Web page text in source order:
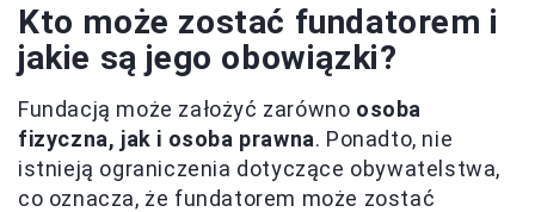
Kto może zostać fundatorem i
jakie są jego obowiązki?
Fundacją może założyć zarówno osoba
fizyczna, jak i osoba prawna. Ponadto, nie
istnieją ograniczenia dotyczące obywatelstwa,
co oznacza, że fundatorem może zostać